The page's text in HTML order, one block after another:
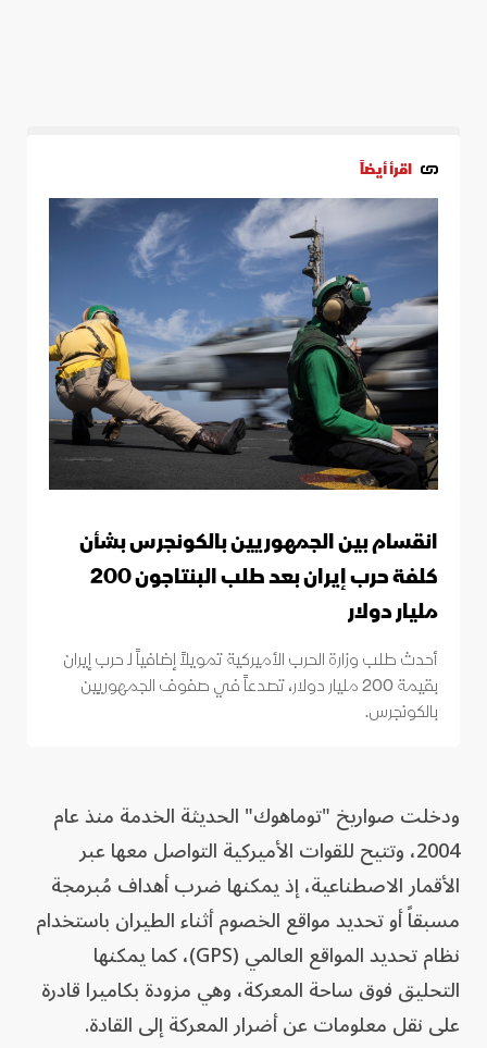
اقرأ أيضاً
انقسام بين الجمهوريين بالكونجرس بشأن
كلفة حرب إيران بعد طلب البنتاجون 200
مليار دولار
أحدث طلب وزارة الحرب الأميركية تمويلاً إضافياً لـ حرب إيران
بقيمة 200 مليار دولار، تصدعاً في صفوف الجمهوريين
بالكونجرس.
ودخلت صواريخ "توماهوك" الحديثة الخدمة منذ عام
2004، وتتيح للقوات الأميركية التواصل معها عبر
الأقمار الاصطناعية، إذ يمكنها ضرب أهداف مُبرمجة
مسبقاً أو تحديد مواقع الخصوم أثناء الطيران باستخدام
نظام تحديد المواقع العالمي (GPS)، كما يمكنها
التحليق فوق ساحة المعركة، وهي مزودة بكاميرا قادرة
على نقل معلومات عن أضرار المعركة إلى القادة.